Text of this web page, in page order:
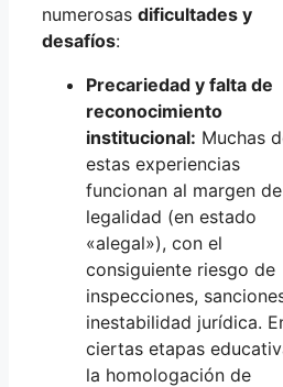
numerosas dificultades y
desafíos:
Precariedad y falta de
reconocimiento
institucional: Muchas
estas experiencias
funcionan al margen
legalidad (en estado
«alegal»), con el
consiguiente riesgo de
inspecciones,
inestabilidad jurídica.
ciertas etapas
la homologación de